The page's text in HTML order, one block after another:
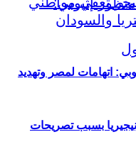
بسبب تصريحات
اتهامات لمصر وتهديد